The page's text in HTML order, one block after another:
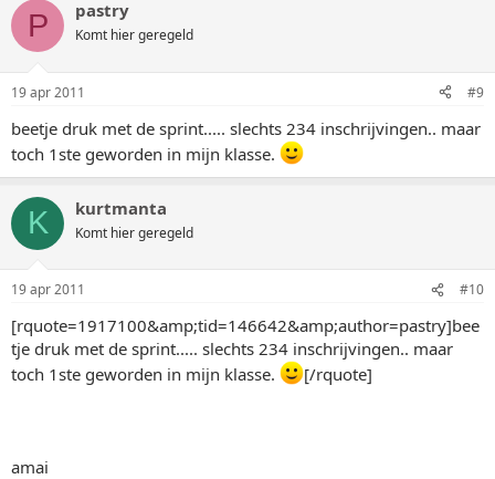
P pastry
Komt hier geregeld
19 apr 2011 #9
beetje druk met de sprint..... slechts 234 inschrijvingen.. maar
toch 1ste geworden in mijn klasse.
K kurtmanta
Komt hier geregeld
19 apr 2011 #10
[rquote=1917100&amp;tid=146642&amp;author=pastry]bee
tje druk met de sprint..... slechts 234 inschrijvingen.. maar
toch 1ste geworden in mijn klasse.
[/rquote]
amai